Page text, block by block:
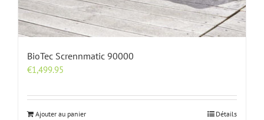
BioTec Scrennmatic 90000
€1,499.95
Ajouter au panier Détails